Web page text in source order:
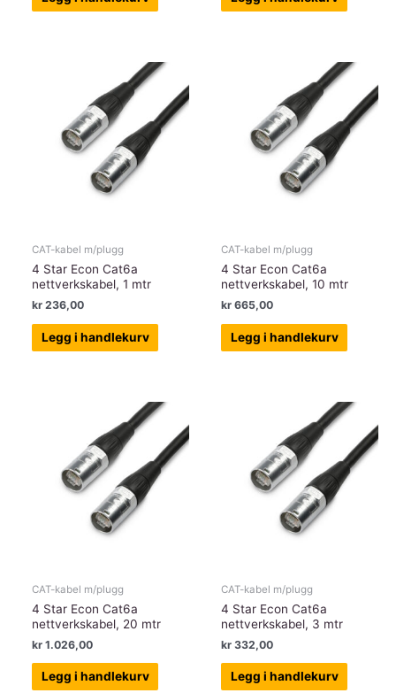
kr 137,50.
kr 108,75.
kr 144,00.
kr 135,00.
CAT-kabel m/plugg
4 Star Econ Cat6a
nettverkskabel, 1 mtr
kr 236,00
Legg i handlekurv
CAT-kabel m/plugg
4 Star Econ Cat6a
nettverkskabel, 10 mtr
kr 665,00
Legg i handlekurv
CAT-kabel m/plugg
4 Star Econ Cat6a
nettverkskabel, 20 mtr
kr 1.026,00
Legg i handlekurv
CAT-kabel m/plugg
4 Star Econ Cat6a
nettverkskabel, 3 mtr
kr 332,00
Legg i handlekurv